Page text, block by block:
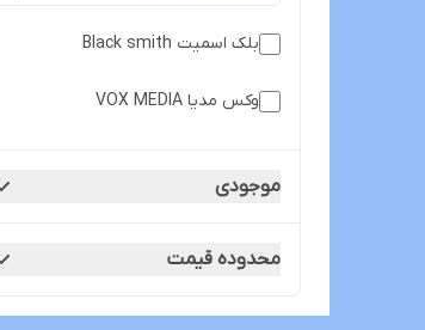
بلک اسمیت Black smith
وکس مدیا VOX MEDIA
موجودی
محدوده قیمت